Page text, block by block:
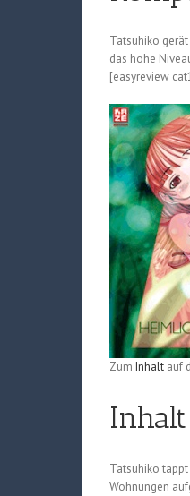
Tatsuhiko
das hohe
[easyreview
Zum Inhalt auf
Inhalt
Tatsuhiko
Wohnungen